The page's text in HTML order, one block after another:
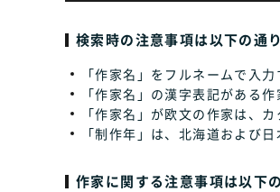
検索時の注意事項は以下の通り
「作家名」をフルネームで入
「作家名」の漢字表記がある
「作家名」が欧文の作家は、
「制作年」は、北海道および
作家に関する注意事項は以下